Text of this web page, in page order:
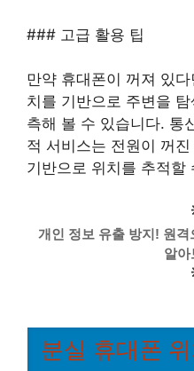
### 고급 활용 팁
만약 휴대폰이 꺼져 있
치를 기반으로 주변을
측해 볼 수 있습니다. 통
적 서비스는 전원이 꺼
기반으로 위치를 추적할
개인 정보 유출 방지! 원
알아
분실 휴대폰